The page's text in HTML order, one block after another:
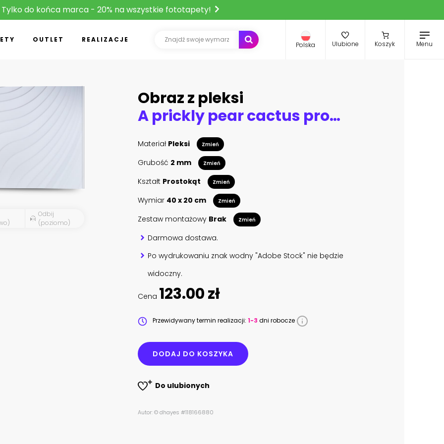
Tylko do końca marca - 20% na wszystkie fototapety!
OUTLET REALIZACJE
Polska Ulubione Koszyk Menu
Odbij
(poziomo)
Obraz z pleksi
A prickly pear cactus proudly displays its vivid pink blossoms.on the Grand Canyon Rim.
Materiał Pleksi Zmień
Grubość 2 mm Zmień
Kształt Prostokąt Zmień
Wymiar 40 x 20 cm Zmień
Zestaw montażowy Brak Zmień
Darmowa dostawa.
Po wydrukowaniu znak wodny "Adobe Stock" nie będzie
widoczny.
Cena 123.00 zł
Przewidywany termin realizacji: 1-3 dni robocze
DODAJ DO KOSZYKA
Do ulubionych
Autor: © dhayes #118166880